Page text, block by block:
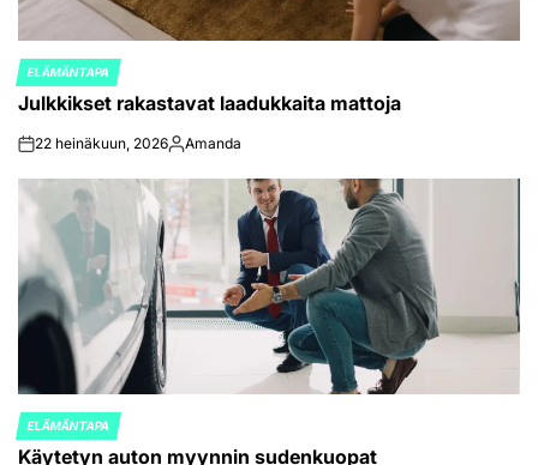
POSTED
IN
ELÄMÄNTAPA
Julkkikset rakastavat laadukkaita mattoja
on22 heinäkuun, 2026Posted
Amanda
POSTED
IN
ELÄMÄNTAPA
Käytetyn auton myynnin sudenkuopat